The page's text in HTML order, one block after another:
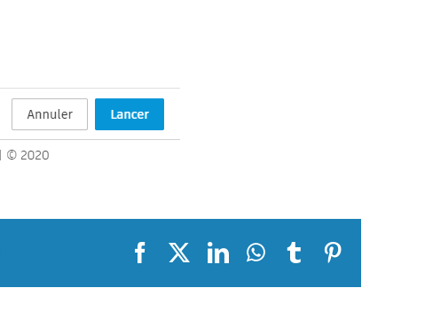
FacebookLinkedInWhatsApp
Tumblr